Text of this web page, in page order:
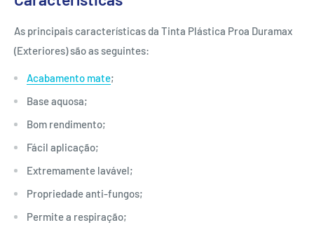
As principais características da Tinta Plástica Proa Duramax
(Exteriores) são as seguintes:
Acabamento mate;
Base aquosa;
Bom rendimento;
Fácil aplicação;
Extremamente lavável;
Propriedade anti-fungos;
Permite a respiração;